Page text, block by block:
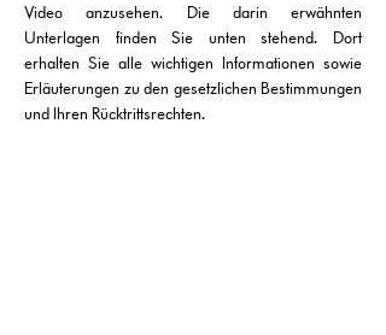
Video anzusehen. Die darin erwähnten
Unterlagen finden Sie unten stehend. Dort
erhalten Sie alle wichtigen Informationen sowie
Erläuterungen zu den gesetzlichen Bestimmungen
und Ihren Rücktrittsrechten.